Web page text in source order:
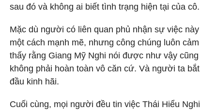
sau đó và không ai biết tình trạng hiện tại của cô.
Mặc dù người có liên quan phủ nhận sự việc này
một cách mạnh mẽ, nhưng công chúng luôn cảm
thấy rằng Giang Mỹ Nghi nói được như vậy cũng
không phải hoàn toàn vô căn cứ. Và người ta bắt
đầu kinh hãi.
Cuối cùng, mọi người đều tin việc Thái Hiểu Nghi